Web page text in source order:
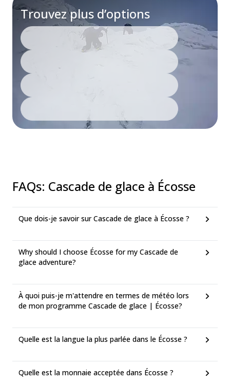
Trouvez plus d’options
FAQs: Cascade de glace à Écosse
Que dois-je savoir sur Cascade de glace à Écosse ?
Why should I choose Écosse for my Cascade de
glace adventure?
À quoi puis-je m'attendre en termes de météo lors
de mon programme Cascade de glace | Écosse?
Quelle est la langue la plus parlée dans le Écosse ?
Quelle est la monnaie acceptée dans Écosse ?